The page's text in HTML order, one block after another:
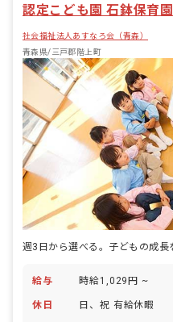
認定こども園 石鉢保育園
社会福祉法人あすなろ会（青森）
青森県/三戸郡階上町
週3日から選べる。子どもの成長
給与 時給1,029円 ~
休日 日、祝 有給休暇